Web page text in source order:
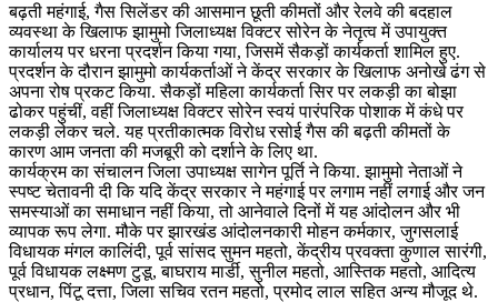
बढ़ती महंगाई, गैस सिलेंडर की आसमान छूती कीमतों और रेलवे की बदहाल
व्यवस्था के खिलाफ झामुमो जिलाध्यक्ष विक्टर सोरेन के नेतृत्व में उपायुक्त
कार्यालय पर धरना प्रदर्शन किया गया, जिसमें सैकड़ों कार्यकर्ता शामिल हुए.
प्रदर्शन के दौरान झामुमो कार्यकर्ताओं ने केंद्र सरकार के खिलाफ अनोखे ढंग से
अपना रोष प्रकट किया. सैकड़ों महिला कार्यकर्ता सिर पर लकड़ी का बोझा
ढोकर पहुंचीं, वहीं जिलाध्यक्ष विक्टर सोरेन स्वयं पारंपरिक पोशाक में कंधे पर
लकड़ी लेकर चले. यह प्रतीकात्मक विरोध रसोई गैस की बढ़ती कीमतों के
कारण आम जनता की मजबूरी को दर्शाने के लिए था.
कार्यक्रम का संचालन जिला उपाध्यक्ष सागेन पूर्ति ने किया. झामुमो नेताओं ने
स्पष्ट चेतावनी दी कि यदि केंद्र सरकार ने महंगाई पर लगाम नहीं लगाई और जन
समस्याओं का समाधान नहीं किया, तो आनेवाले दिनों में यह आंदोलन और भी
व्यापक रूप लेगा. मौके पर झारखंड आंदोलनकारी मोहन कर्मकार, जुगसलाई
विधायक मंगल कालिंदी, पूर्व सांसद सुमन महतो, केंद्रीय प्रवक्ता कुणाल सारंगी,
पूर्व विधायक लक्ष्मण टुडू, बाघराय मार्डी, सुनील महतो, आस्तिक महतो, आदित्य
प्रधान, पिंटू दत्ता, जिला सचिव रतन महतो, प्रमोद लाल सहित अन्य मौजूद थे.